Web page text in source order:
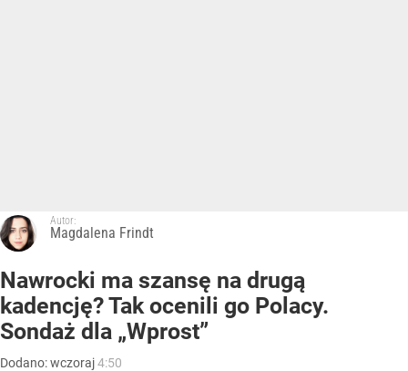
Autor:
Magdalena Frindt
Nawrocki ma szansę na drugą
kadencję? Tak ocenili go Polacy.
Sondaż dla „Wprost”
Dodano:wczoraj4:50